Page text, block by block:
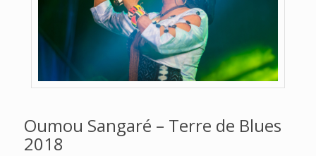
Oumou Sangaré – Terre de Blues
2018